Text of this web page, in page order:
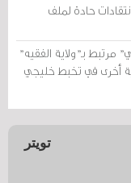
حادة لملف
مرتبط بـ"ولاية الفقيه"
أخرى في تخبط خليجي
تويتر